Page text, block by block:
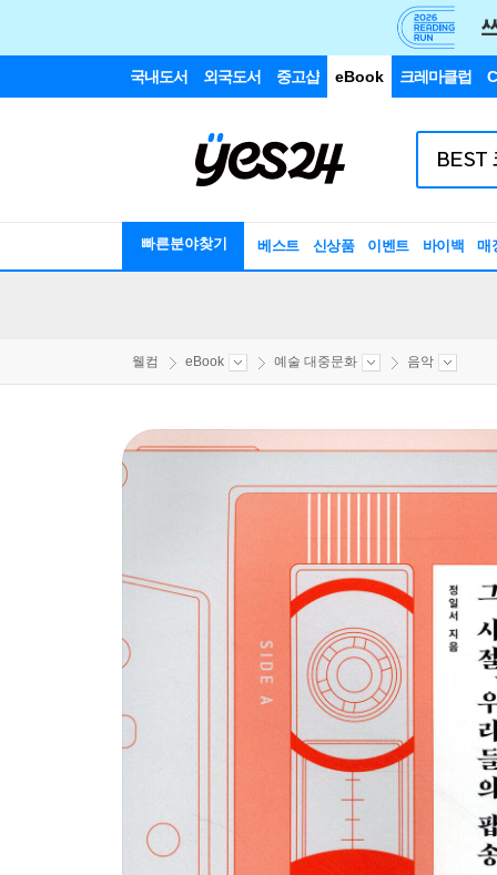
국내도서 외국도서 중고샵 eBook 크레마클럽
빠른분야찾기 베스트 신상품 이벤트 바이백 매
웰컴 eBook 예술 대중문화 음악